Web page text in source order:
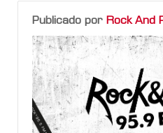
Publicado por Rock And